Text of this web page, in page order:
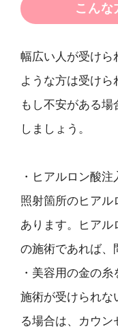
こんな
幅広い人が受けら
ような方は受けら
もし不安がある
しましょう。
・ヒアルロン酸
照射箇所のヒアル
あります。ヒアル
の施術であれば、
・美容用の金の
施術が受けられな
る場合は、カウン